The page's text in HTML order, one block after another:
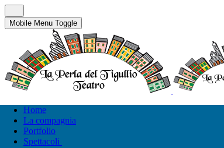
Mobile Menu Toggle
Home
La compagnia
Portfolio
Spettacoli